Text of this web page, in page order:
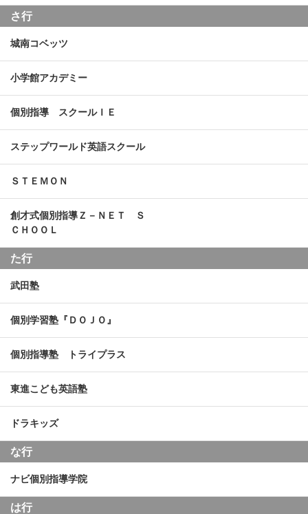
さ行
城南コベッツ
小学館アカデミー
個別指導 スクールＩＥ
ステップワールド英語スクール
ＳＴＥＭＯＮ
創才式個別指導Ｚ－ＮＥＴ Ｓ
ＣＨＯＯＬ
た行
武田塾
個別学習塾『ＤＯＪＯ』
個別指導塾 トライプラス
東進こども英語塾
ドラキッズ
な行
ナビ個別指導学院
は行